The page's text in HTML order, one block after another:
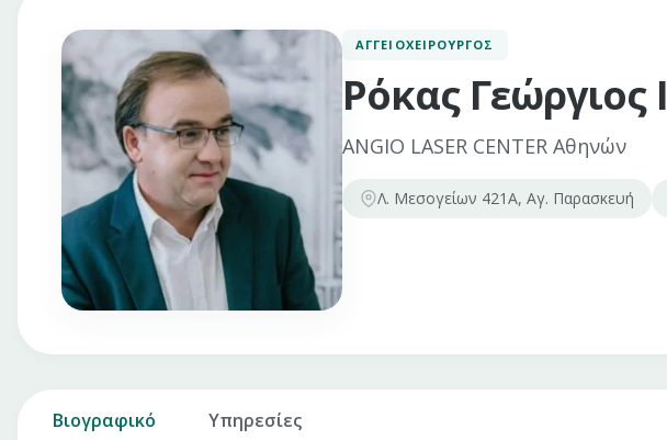
ΑΓΓΕΙΟΧΕΙΡΟΥΡΓΌΣ
Ρόκας Γεώργιος Ι
ANGIO LASER CENTER Αθηνών
Λ. Μεσογείων 421Α, Αγ. Παρασκευή
Βιογραφικό Υπηρεσίες